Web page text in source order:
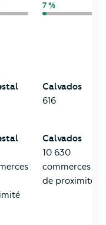
7 %
Calvados
616
Calvados
10 630
commerces
de proximité